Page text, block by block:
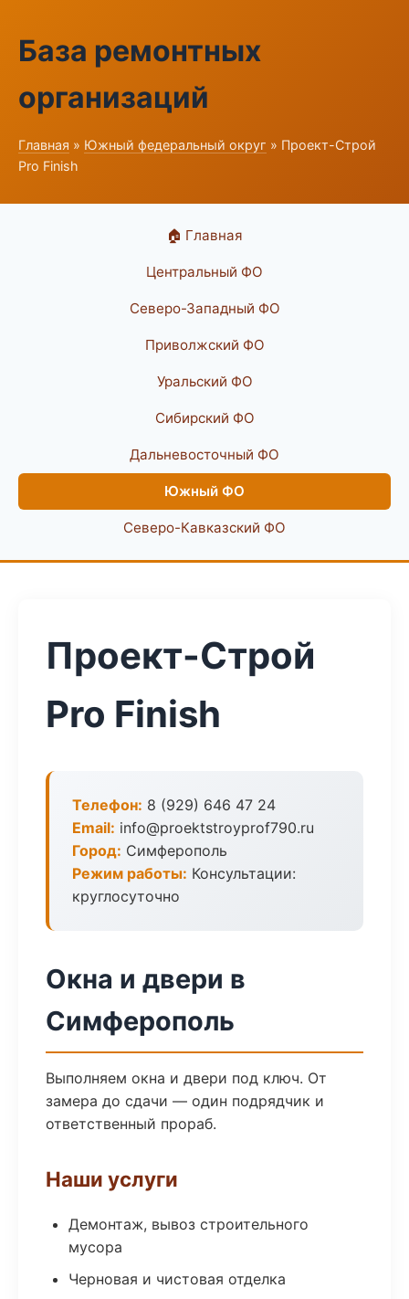
База ремонтных
организаций
Главная » Южный федеральный округ » Проект-Строй
Pro Finish
🏠 Главная
Центральный ФО
Северо-Западный ФО
Приволжский ФО
Уральский ФО
Сибирский ФО
Дальневосточный ФО
Южный ФО
Северо-Кавказский ФО
Проект-Строй
Pro Finish
Телефон: 8 (929) 646 47 24
Email: info@proektstroyprof790.ru
Город: Симферополь
Режим работы: Консультации:
круглосуточно
Окна и двери в
Симферополь
Выполняем окна и двери под ключ. От
замера до сдачи — один подрядчик и
ответственный прораб.
Наши услуги
Демонтаж, вывоз строительного
мусора
Черновая и чистовая отделка